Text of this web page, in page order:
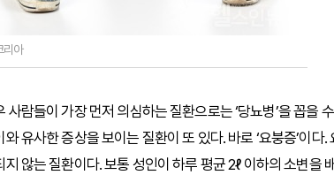
리아
람들이 가장 먼저 의심하는 질환으로는 ‘당뇨병’을 꼽을
유사한 증상을 보이는 질환이 또 있다. 바로 ‘요붕증’이다.
않는 질환이다. 보통 성인이 하루 평균 2ℓ 이하의 소변을